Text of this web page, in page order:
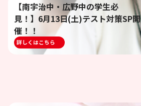
【南宇治中・広野中の学生必
見！】6月13日(土)テスト対策SP開
催！！
詳しくはこちら